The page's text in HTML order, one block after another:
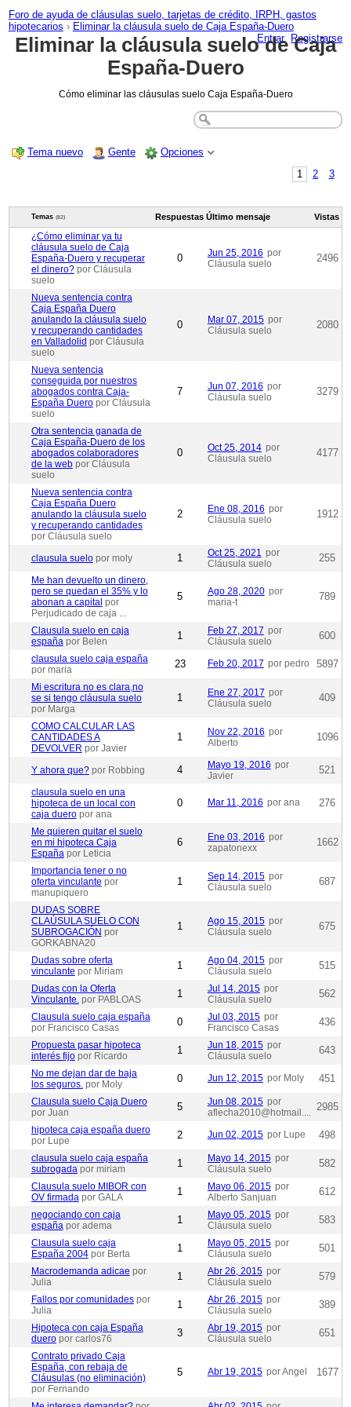
Foro de ayuda de cláusulas suelo, tarjetas de crédito, IRPH, gastos
hipotecarios › Eliminar la cláusula suelo de Caja España-Duero
Entrar
Registrarse
Eliminar la cláusula suelo de Caja
España-Duero
Cómo eliminar las cláusulas suelo Caja España-Duero
Tema nuevo Gente
Opciones
1
2 3
Temas (82) Respuestas Último mensaje Vistas
¿Cómo eliminar ya tu
cláusula suelo de Caja
España-Duero y recuperar
el dinero? por Cláusula
suelo
0 Jun 25, 2016 por
Cláusula suelo
2496
Nueva sentencia contra
Caja España Duero
anulando la cláusula suelo
y recuperando cantidades
en Valladolid por Cláusula
suelo
0 Mar 07, 2015 por
Cláusula suelo
2080
Nueva sentencia
conseguida por nuestros
abogados contra Caja-
España Duero por Cláusula
suelo
7 Jun 07, 2016 por
Cláusula suelo
3279
Otra sentencia ganada de
Caja España-Duero de los
abogados colaboradores
de la web por Cláusula
suelo
0 Oct 25, 2014 por
Cláusula suelo
4177
Nueva sentencia contra
Caja España Duero
anulando la cláusula suelo
y recuperando cantidades
por Cláusula suelo
2 Ene 08, 2016 por
Cláusula suelo
1912
clausula suelo por moly 1 Oct 25, 2021 por
Cláusula suelo
255
Me han devuelto un dinero,
pero se quedan el 35% y lo
abonan a capital por
Perjudicado de caja ...
5 Ago 28, 2020 por
maria-t
789
Clausula suelo en caja
españa por Belen 1 Feb 27, 2017 por
Cláusula suelo
600
clausula suelo caja españa
por maria
23 Feb 20, 2017 por pedro 5897
Mi escritura no es clara,no
se si tengo cláusula suelo
por Marga
1 Ene 27, 2017 por
Cláusula suelo
409
COMO CALCULAR LAS
CANTIDADES A
DEVOLVER por Javier
1 Nov 22, 2016 por
Alberto
1096
Y ahora que? por Robbing 4 Mayo 19, 2016 por
Javier
521
clausula suelo en una
hipoteca de un local con
caja duero por ana
0 Mar 11, 2016 por ana 276
Me quieren quitar el suelo
en mi hipoteca Caja
España por Leticia
6 Ene 03, 2016 por
zapatonexx
1662
Importancia tener o no
oferta vinculante por
manupiquero
1 Sep 14, 2015 por
Cláusula suelo
687
DUDAS SOBRE
CLAÚSULA SUELO CON
SUBROGACIÓN por
GORKABNA20
1 Ago 15, 2015 por
Cláusula suelo
675
Dudas sobre oferta
vinculante por Miriam 1 Ago 04, 2015 por
Cláusula suelo
515
Dudas con la Oferta
Vinculante. por PABLOAS 1 Jul 14, 2015 por
Cláusula suelo
562
Clausula suelo caja españa
por Francisco Casas
0 Jul 03, 2015 por
Francisco Casas
436
Propuesta pasar hipoteca
interés fijo por Ricardo 1 Jun 18, 2015 por
Cláusula suelo
643
No me dejan dar de baja
los seguros. por Moly 0 Jun 12, 2015 por Moly 451
Clausula suelo Caja Duero
por Juan
5 Jun 08, 2015 por
aflecha2010@hotmail.... 2985
hipoteca caja españa duero
por Lupe
2 Jun 02, 2015 por Lupe 498
clausula suelo caja españa
subrogada por miriam 1 Mayo 14, 2015 por
Cláusula suelo
582
Clausula suelo MIBOR con
OV firmada por GALA 1 Mayo 06, 2015 por
Alberto Sanjuan
612
negociando con caja
españa por adema 1 Mayo 05, 2015 por
Cláusula suelo
583
Clausula suelo caja
España 2004 por Berta 1 Mayo 05, 2015 por
Cláusula suelo
501
Macrodemanda adicae por
Julia
1 Abr 26, 2015 por
Cláusula suelo
579
Fallos por comunidades por
Julia
1 Abr 26, 2015 por
Cláusula suelo
389
Hipoteca con caja España
duero por carlos76 3 Abr 19, 2015 por
Cláusula suelo
651
Contrato privado Caja
España, con rebaja de
Cláusulas (no eliminación)
por Fernando
5 Abr 19, 2015 por Angel 1677